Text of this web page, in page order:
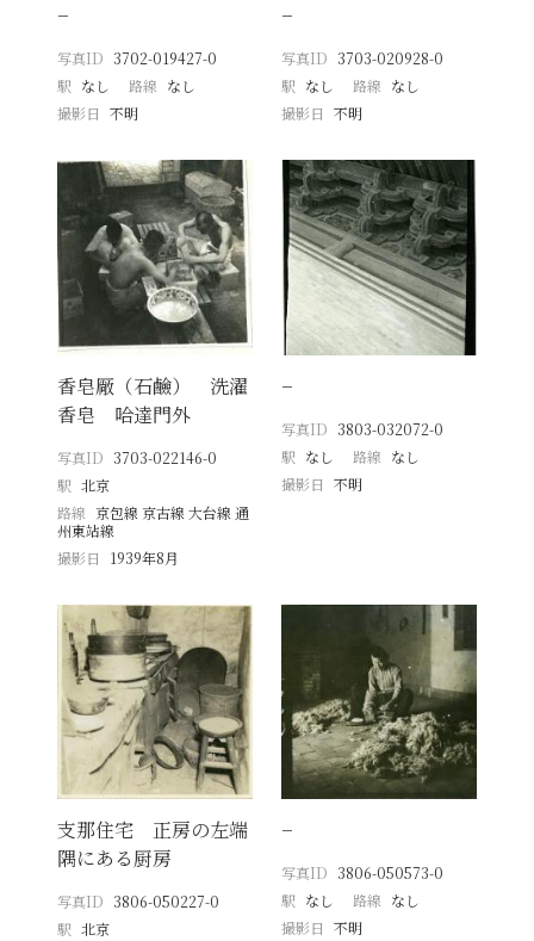
−
写真ID 3702-019427-0
駅 なし 路線 なし
撮影日
不明
−
写真ID 3703-020928-0
駅 なし 路線 なし
撮影日 不明
香皂厰（石鹼） 洗濯
香皂 哈達門外
写真ID 3703-022146-0
駅 北京
路線 京包線 京古線 大台線 通
州東站線
撮影日
1939年8月
−
写真ID 3803-032072-0
駅 なし 路線 なし
撮影日 不明
支那住宅 正房の左端
隅にある厨房
写真ID 3806-050227-0
駅 北京
−
写真ID 3806-050573-0
駅 なし 路線 なし
撮影日 不明